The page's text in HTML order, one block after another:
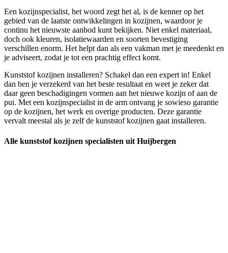
Een kozijnspecialist, het woord zegt het al, is de kenner op het
gebied van de laatste ontwikkelingen in kozijnen, waardoor je
continu het nieuwste aanbod kunt bekijken. Niet enkel materiaal,
doch ook kleuren, isolatiewaarden en soorten bevestiging
verschillen enorm. Het helpt dan als een vakman met je meedenkt en
je adviseert, zodat je tot een prachtig effect komt.
Kunststof kozijnen installeren? Schakel dan een expert in! Enkel
dan ben je verzekerd van het beste resultaat en weet je zeker dat
daar geen beschadigingen vormen aan het nieuwe kozijn of aan de
pui. Met een kozijnspecialist in de arm ontvang je sowieso garantie
op de kozijnen, het werk en overige producten. Deze garantie
vervalt meestal als je zelf de kunststof kozijnen gaat installeren.
Alle kunststof kozijnen specialisten uit Huijbergen